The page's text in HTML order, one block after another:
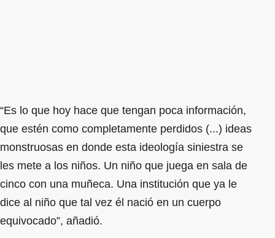
“Es lo que hoy hace que tengan poca información,
que estén como completamente perdidos (...) ideas
monstruosas en donde esta ideología siniestra se
les mete a los niños. Un niño que juega en sala de
cinco con una muñeca. Una institución que ya le
dice al niño que tal vez él nació en un cuerpo
equivocado”, añadió.